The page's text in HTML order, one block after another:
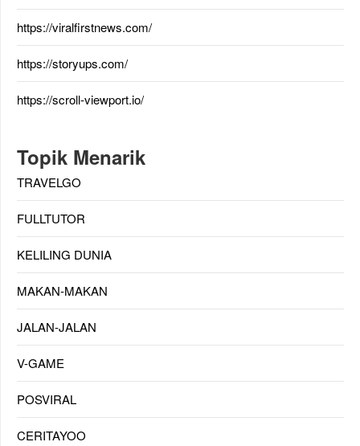
https://viralfirstnews.com/
https://storyups.com/
https://scroll-viewport.io/
Topik Menarik
TRAVELGO
FULLTUTOR
KELILING DUNIA
MAKAN-MAKAN
JALAN-JALAN
V-GAME
POSVIRAL
CERITAYOO